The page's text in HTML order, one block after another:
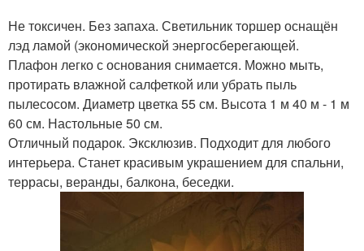
Не токсичен. Без запаха. Светильник торшер оснащён
лэд ламой (экономической энергосберегающей.
Плафон легко с основания снимается. Можно мыть,
протирать влажной салфеткой или убрать пыль
пылесосом. Диаметр цветка 55 см. Высота 1 м 40 м - 1 м
60 см. Настольные 50 см.
Отличный подарок. Эксклюзив. Подходит для любого
интерьера. Станет красивым украшением для спальни,
террасы, веранды, балкона, беседки.